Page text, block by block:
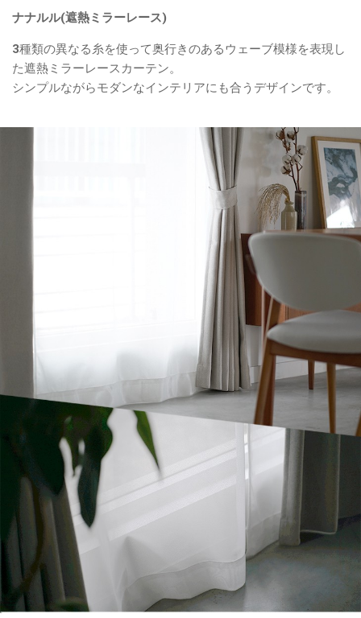
ナナルル(遮熱ミラーレース)
3種類の異なる糸を使って奥行きのあるウェーブ模様を表現し
た遮熱ミラーレースカーテン。
シンプルながらモダンなインテリアにも合うデザインです。